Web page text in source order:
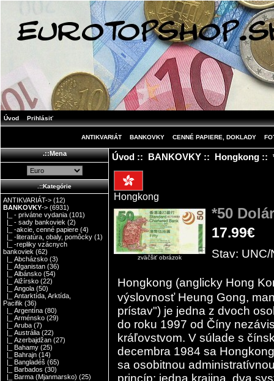
Úvod Prihlásiť
ANTIKVARIÁT BANKOVKY CENNÉ PAPIERE, DOKLADY
.::Mena
.::Kategórie
ANTIKVARIÁT-> (12)
BANKOVKY-> (6931)
|_ - privátne vydania (101)
|_ - sady bankoviek (2)
|_ -akcie, cenné papiere (4)
|_ -literatúra, obaly, pomôcky (1)
|_ -repliky vzácnych
bankoviek (62)
|_ Abcházsko (3)
|_ Afganistan (36)
|_ Albánsko (54)
|_ Alžírsko (22)
|_ Angola (50)
|_ Antarktída, Arktída,
Pacifik (36)
|_ Argentína (80)
|_ Arménsko (29)
|_ Aruba (7)
|_ Austrália (22)
|_ Azerbajdžan (27)
|_ Bahamy (25)
|_ Bahrajn (14)
|_ Bangladéš (65)
|_ Barbados (30)
|_ Barma (Mjanmarsko) (25)
Úvod:: BANKOVKY:: Hongkong::
Hongkong
zväčšiť obrázok
*50
17.99€
Stav:
Hongkong (anglicky Hong
výslovnosť Heung Gong,
prístav") je jedna z dvoch
do roku 1997 od Číny
kráľovstvom. V súlade s
decembra 1984 sa
sa osobitnou
princíp: jedna krajina, dva